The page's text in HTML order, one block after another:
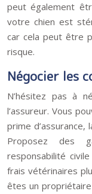
peut également
votre chien est
car cela peut être
risque.
Négocier les
N’hésitez pas à
l’assureur. Vous
prime d’assurance,
Proposez des
responsabilité
frais vétérinaires
êtes un